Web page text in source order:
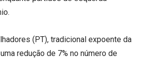
(PT), tradicional expoente da
redução de 7% no número de